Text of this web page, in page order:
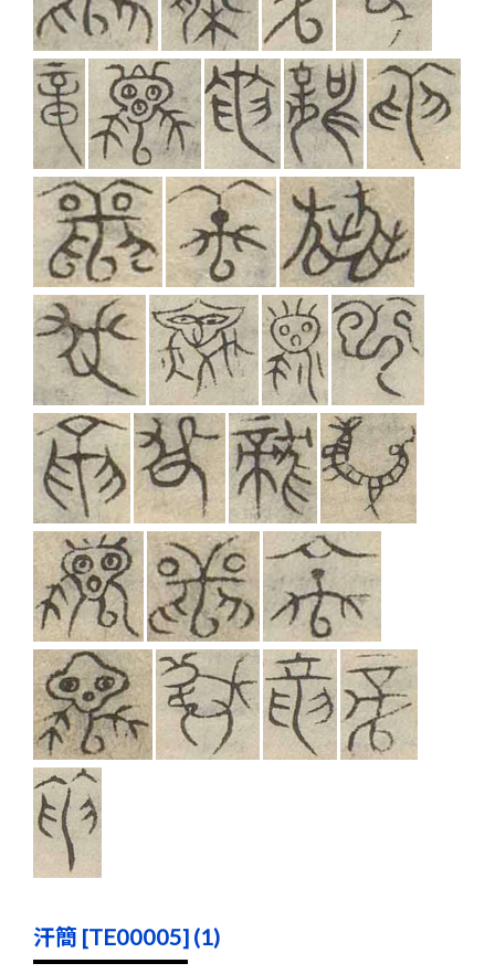
汗簡 [TE00005] (1)